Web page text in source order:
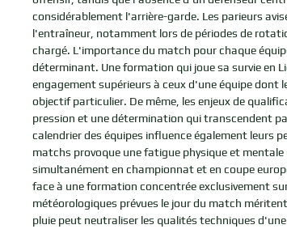
considérablement l'arrière-garde. Les parieurs
l'entraîneur, notamment lors de périodes de
chargé. L'importance du match pour chaque
déterminant. Une formation qui joue sa survie en
engagement supérieurs à ceux d'une équipe dont
objectif particulier. De même, les enjeux de
pression et une détermination qui transcendent
calendrier des équipes influence également leurs
matchs provoque une fatigue physique et
simultanément en championnat et en coupe
face à une formation concentrée exclusivement
météorologiques prévues le jour du match
pluie peut neutraliser les qualités techniques